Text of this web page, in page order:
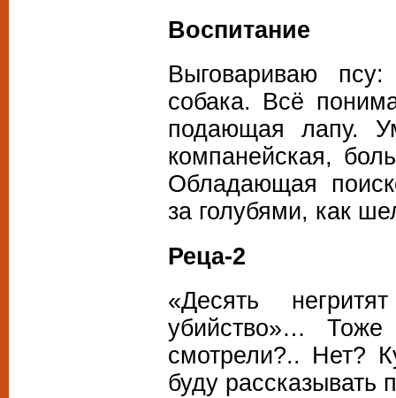
Воспитание
Выговариваю
собака. Всё
подающая лапу.
компанейская,
Обладающая
за голубями, как
Реца-2
«Десять
убийство»…
смотрели?.. Нет?
буду рассказывать